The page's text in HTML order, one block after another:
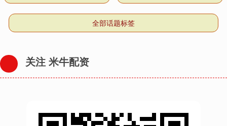
全部话题标签
关注 米牛配资